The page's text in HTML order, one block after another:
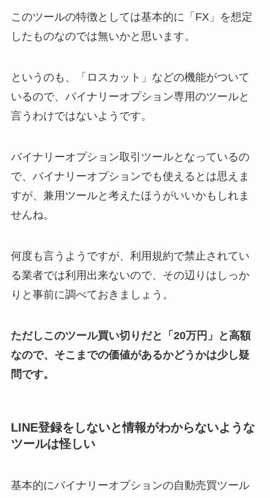
このツールの特徴としては基本的に「FX」を想定
したものなのでは無いかと思います。
というのも、
「ロスカット」などの機能がついて
いるので、バイナリーオプション専用のツールと
言うわけではないようです。
バイナリーオプション取引ツールとなっているの
で、バイナリーオプションでも使えるとは思えま
すが、兼用ツールと考えたほうがいいかもしれま
せんね。
何度も言うようですが、利用規約で禁止されてい
る業者では利用出来ないので、その辺りはしっか
りと事前に調べておきましょう。
ただしこのツール買い切りだと「20万円」と高額
なので、そこまでの価値があるかどうかは少し疑
問です。
LINE登録をしないと情報がわからないような
ツールは怪しい
基本的にバイナリーオプションの自動売買ツール